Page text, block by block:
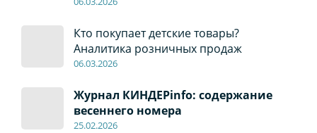
Кто покупает детские товары?
Аналитика розничных продаж
06.03.2026
Журнал КИНДЕРinfo: содержание
весеннего номера
25.02.2026